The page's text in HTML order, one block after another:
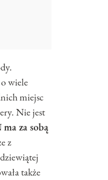
wiele
miejsc
Nie jest
ma za sobą
z
także